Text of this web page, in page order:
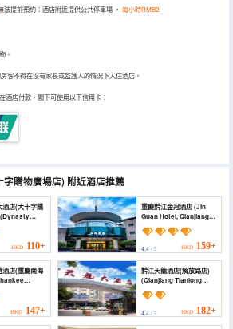
法提前預約：酒店附近提供公共停車場 ， 每小時RMB2
。
客不得在沒有家長或監護人的情況下入住酒店。
酒店付款，閣下可使用以下信用卡：
字購物廣場店) 附近酒店推薦
酒店(大十字購
HKD 110+
重慶黔江金冠酒店 (Jin
Guan Hotel, Qianjiang,
Chongqing)
4.4/ 5 HKD 159+
酒店(重慶南海
Hotel
Nanhai
HKD 147+
黔江天龍酒店(解放路店)
(Qianjiang Tianlong
Hotel (Jiefang Road
Branch)
4.4/ 5 HKD 182+